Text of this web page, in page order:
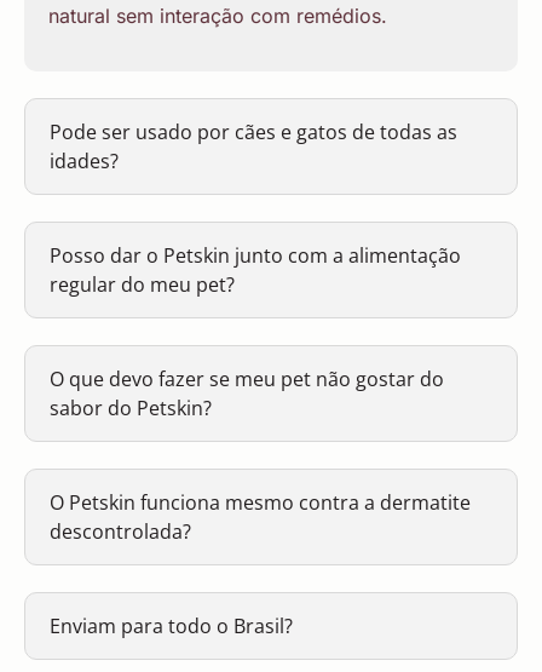
natural sem interação com remédios.
Pode ser usado por cães e gatos de todas as
idades?
Posso dar o Petskin junto com a alimentação
regular do meu pet?
O que devo fazer se meu pet não gostar do
sabor do Petskin?
O Petskin funciona mesmo contra a dermatite
descontrolada?
Enviam para todo o Brasil?